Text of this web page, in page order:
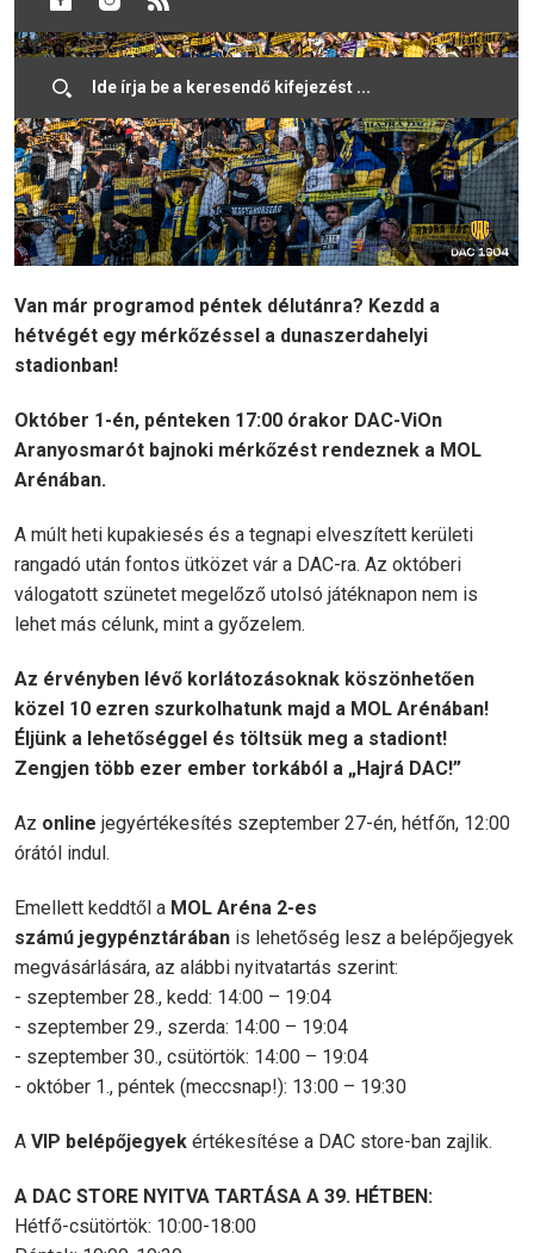
Van már programod péntek délutánra? Kezdd a
hétvégét egy mérkőzéssel a dunaszerdahelyi
stadionban!
Október 1-én, pénteken 17:00 órakor DAC-ViOn
Aranyosmarót bajnoki mérkőzést rendeznek a MOL
Arénában.
A múlt heti kupakiesés és a tegnapi elveszített kerületi
rangadó után fontos ütközet vár a DAC-ra. Az októberi
válogatott szünetet megelőző utolsó játéknapon nem is
lehet más célunk, mint a győzelem.
Az érvényben lévő korlátozásoknak köszönhetően
közel 10 ezren szurkolhatunk majd a MOL Arénában!
Éljünk a lehetőséggel és töltsük meg a stadiont!
Zengjen több ezer ember torkából a „Hajrá DAC!”
Az online jegyértékesítés szeptember 27-én, hétfőn, 12:00
órától indul.
Emellett keddtől a MOL Aréna 2-es
számú jegypénztárában is lehetőség lesz a belépőjegyek
megvásárlására, az alábbi nyitvatartás szerint:
- szeptember 28., kedd: 14:00 – 19:04
- szeptember 29., szerda: 14:00 – 19:04
- szeptember 30., csütörtök: 14:00 – 19:04
- október 1., péntek (meccsnap!): 13:00 – 19:30
A VIP belépőjegyek értékesítése a DAC store-ban zajlik.
A DAC STORE NYITVA TARTÁSA A 39. HÉTBEN:
Hétfő-csütörtök: 10:00-18:00